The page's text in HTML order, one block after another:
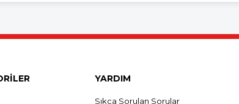
YARDIM
Sıkca Sorulan Sorular